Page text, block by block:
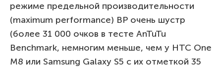
режиме предельной производительности
(maximum performance) BP очень шустр
(более 31 000 очков в тесте AnTuTu
Benchmark, немногим меньше, чем у HTC One
M8 или Samsung Galaxy S5 с их отметкой 35